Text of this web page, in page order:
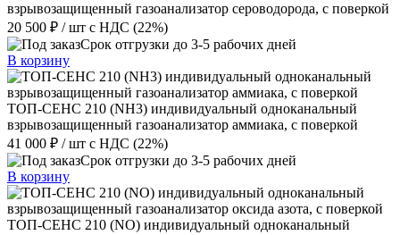
взрывозащищенный газоанализатор сероводорода, с поверкой
20 500 ₽ / шт с НДС (22%)
Срок отгрузки до 3-5 рабочих дней
В корзину
ТОП-СЕНС 210 (NH3) индивидуальный одноканальный
взрывозащищенный газоанализатор аммиака, с поверкой
41 000 ₽ / шт с НДС (22%)
Срок отгрузки до 3-5 рабочих дней
В корзину
ТОП-СЕНС 210 (NO) индивидуальный одноканальный